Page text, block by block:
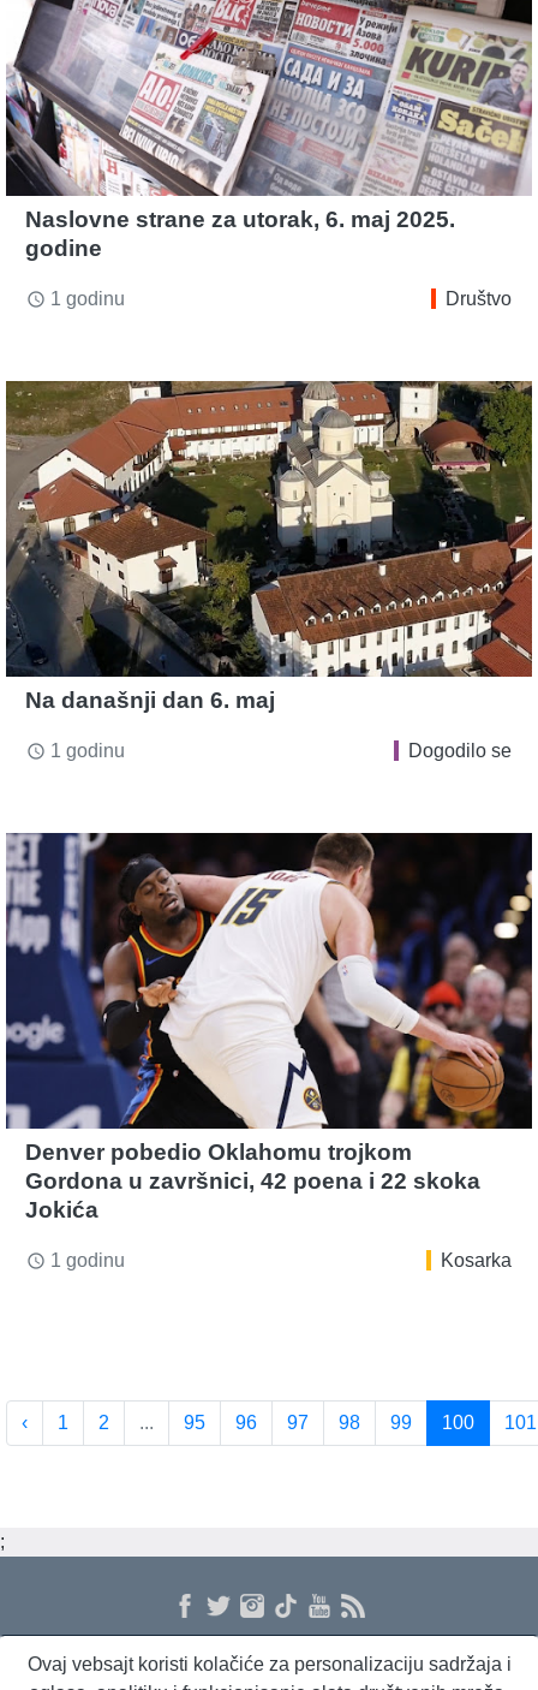
Naslovne strane za utorak, 6. maj 2025.
godine
access_time 1 godinu Društvo
Na današnji dan 6. maj
access_time 1 godinu Dogodilo se
Denver pobedio Oklahomu trojkom
Gordona u završnici, 42 poena i 22 skoka
Jokića
access_time 1 godinu Kosarka
‹ 1 2 ... 95 96 97 98 99 100 101
;
Ovaj vebsajt koristi kolačiće za personalizaciju sadržaja i